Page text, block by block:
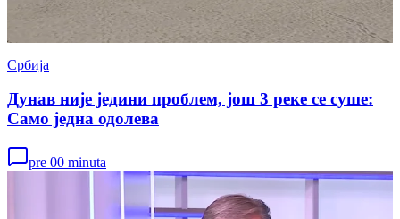
Србија
Дунав није једини проблем, још 3 реке се суше:
Само једна одолева
pre 00 minuta